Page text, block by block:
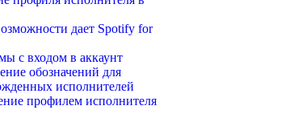
дает Spotify for
с входом в аккаунт
обозначений для
исполнителей
профилем исполнителя